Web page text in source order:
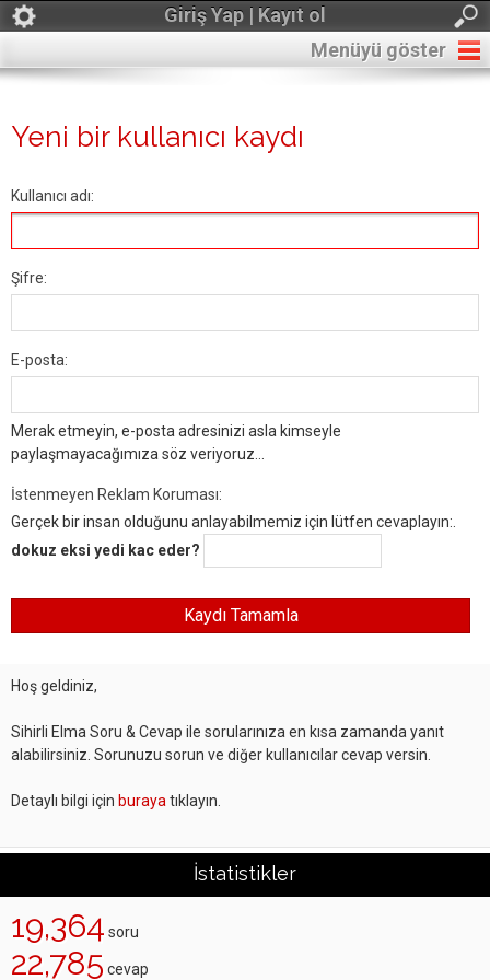
Giriş Yap | Kayıt ol
Menüyü göster
Yeni bir kullanıcı kaydı
Kullanıcı adı:
Şifre:
E-posta:
Merak etmeyin, e-posta adresinizi asla kimseyle
paylaşmayacağımıza söz veriyoruz...
İstenmeyen Reklam Koruması:
Gerçek bir insan olduğunu anlayabilmemiz için lütfen cevaplayın:.
dokuz eksi yedi kac eder?
Hoş geldiniz,
Sihirli Elma Soru & Cevap ile sorularınıza en kısa zamanda yanıt
alabilirsiniz. Sorunuzu sorun ve diğer kullanıcılar cevap versin.
Detaylı bilgi için buraya tıklayın.
İstatistikler
19,364 soru
22,785 cevap